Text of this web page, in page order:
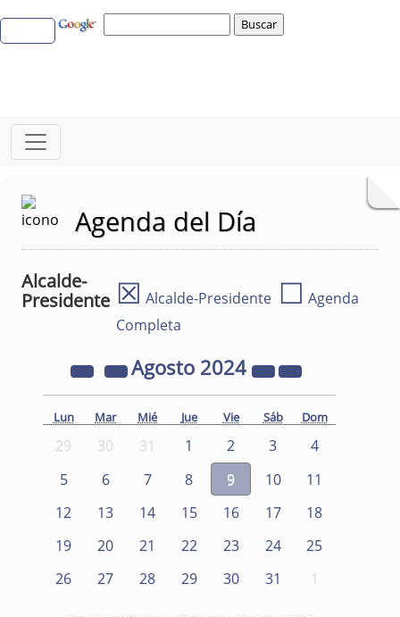
Agenda del Día
Alcalde-
Presidente ☒ Alcalde-Presidente ☐ Agenda
Completa
Agosto 2024
Lun Mar Mié Jue Vie Sáb Dom
29 30 31 1 2 3
4
5
6 7 8 9 10
11
12
13 14 15 16 17
18
19
20 21 22 23 24
25
26
27 28 29 30 31 1